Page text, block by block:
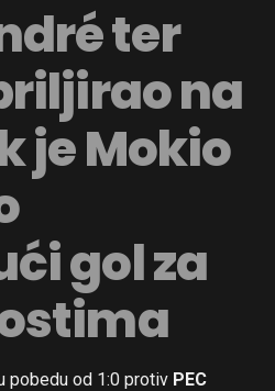
ter
na
je Mokio
gol za
pobedu od 1:0 protiv PEC